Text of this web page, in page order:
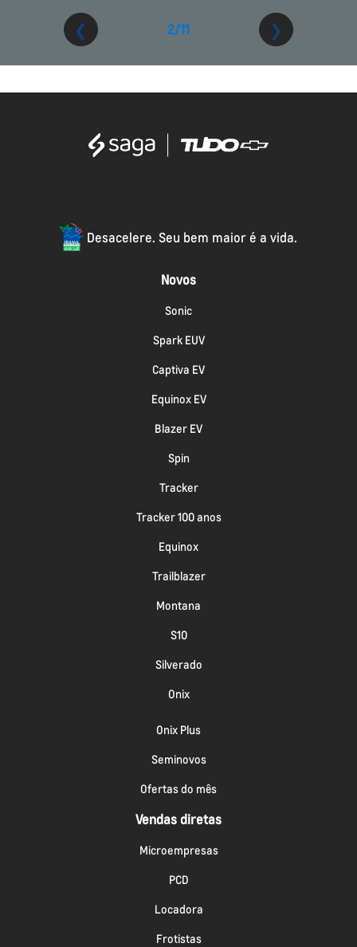
❮ 3/11 ❯
Desacelere. Seu bem maior é a vida.
Novos
Sonic
Spark EUV
Captiva EV
Equinox EV
Blazer EV
Spin
Tracker
Tracker 100 anos
Equinox
Trailblazer
Montana
S10
Silverado
Onix
Onix Plus
Seminovos
Ofertas do mês
Vendas diretas
Microempresas
PCD
Locadora
Frotistas